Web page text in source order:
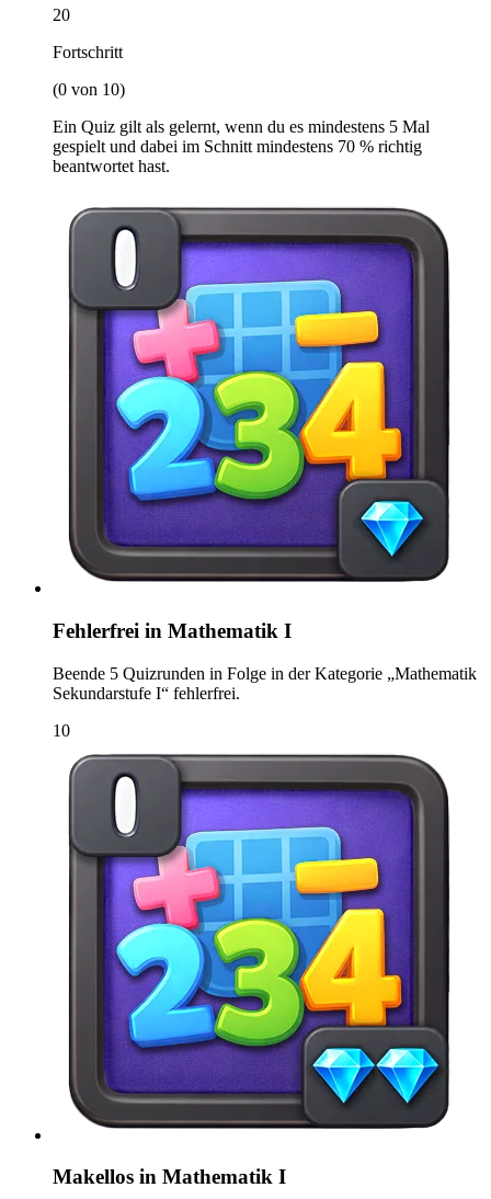
20
Fortschritt
(0 von 10)
Ein Quiz gilt als gelernt, wenn du es mindestens 5 Mal
gespielt und dabei im Schnitt mindestens 70 % richtig
beantwortet hast.
Fehlerfrei in Mathematik I
Beende 5 Quizrunden in Folge in der Kategorie „Mathematik
Sekundarstufe I“ fehlerfrei.
10
Makellos in Mathematik I